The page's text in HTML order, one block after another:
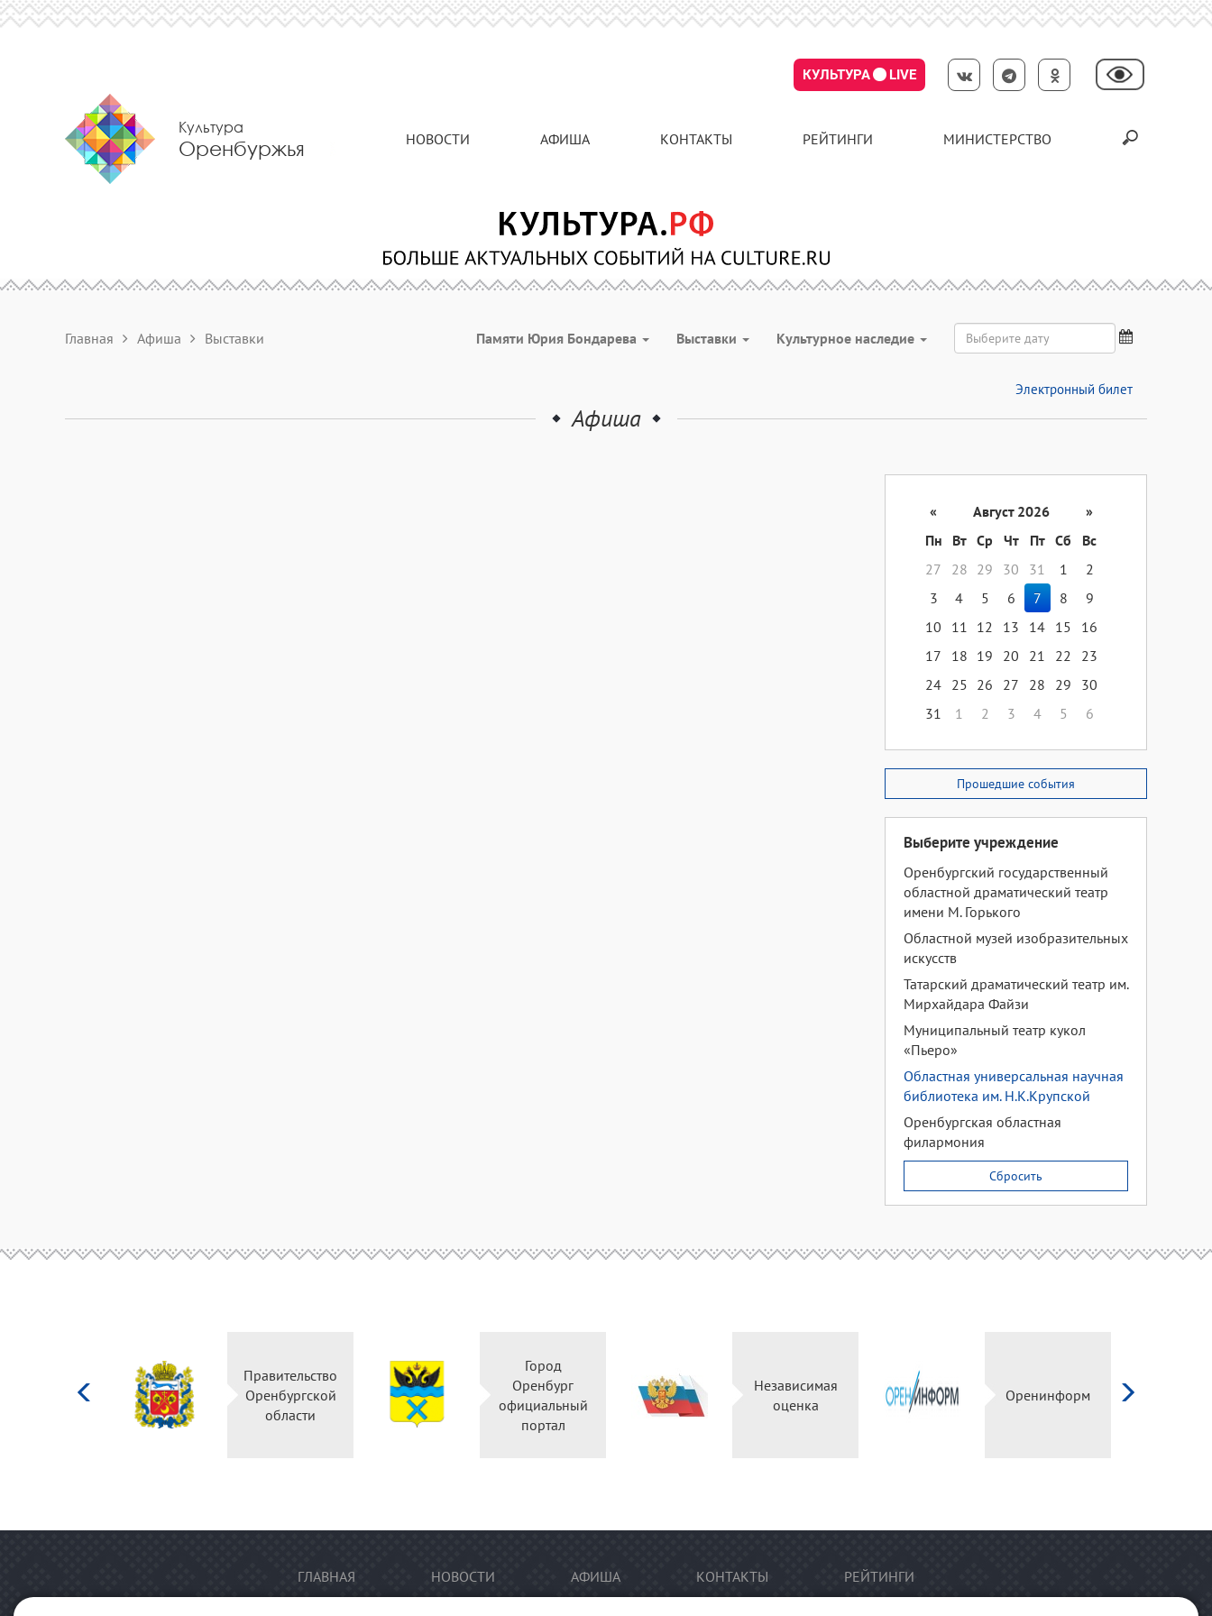
КУЛЬТУРА LIVE
Культура
Оренбуржья НОВОСТИ АФИША КОНТАКТЫ РЕЙТИНГИ МИНИСТЕРСТВО
Главная Афиша Выставки Памяти Юрия Бондарева Выставки Культурное наследие
Электронный билет
Афиша
« Август 2026
»
Пн
Вт Ср Чт Пт Сб
Вс
27
28 29 30 31 1
2
3
4 5 6 7 8
9
10
11 12 13 14 15
16
17
18 19 20 21 22
23
24 25 26 27 28 29
30
31
1 2 3 4 5 6
Прошедшие события
Выберите учреждение
Оренбургский государственный
областной драматический театр
имени М. Горького
Областной музей изобразительных
искусств
Татарский драматический театр им.
Мирхайдара Файзи
Муниципальный театр кукол
«Пьеро»
Областная универсальная научная
библиотека им. Н.К.Крупской
Оренбургская областная
филармония
Сбросить
Правительство
Оренбургской
области
Город
Оренбург
официальный
портал
Независимая
оценка
Оренинформ
ГЛАВНАЯ НОВОСТИ АФИША КОНТАКТЫ РЕЙТИНГИ